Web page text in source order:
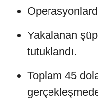
Yakalanan
tutuklandı.
Toplam 45